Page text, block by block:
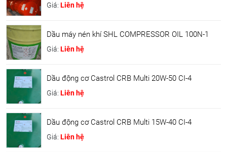
Giá: Liên hệ
Dầu máy nén khí SHL COMPRESSOR OIL 100N-1
Giá: Liên hệ
Dầu động cơ Castrol CRB Multi 20W-50 CI-4
Giá: Liên hệ
Dầu động cơ Castrol CRB Multi 15W-40 CI-4
Giá: Liên hệ